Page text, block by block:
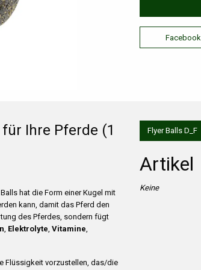
Facebook
Ihre Pferde (1
hat die Form einer Kugel mit
kann, damit das Pferd den
des Pferdes, sondern fügt
, Elektrolyte, Vitamine,
Flüssigkeit vorzustellen, das/die
Flyer Balls D_F
Artikel
Keine